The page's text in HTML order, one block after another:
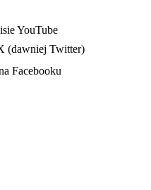
YouTube
(dawniej Twitter)
Facebooku